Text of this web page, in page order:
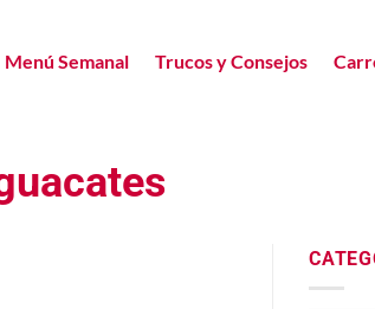
Menú Semanal Trucos y Consejos